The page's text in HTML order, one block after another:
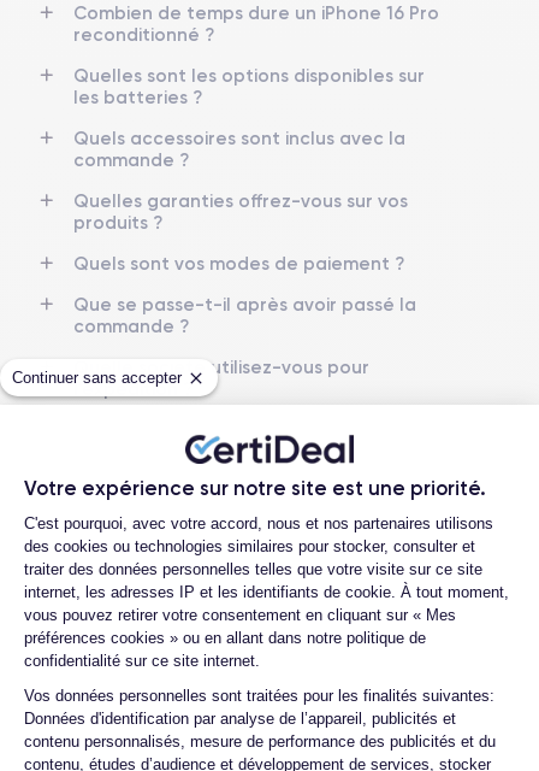
Continuer sans accepter
Votre expérience sur notre site est une priorité.
Plateforme de Gestion du
C'est pourquoi, avec votre accord, nous et nos partenaires utilisons
des cookies ou technologies similaires pour stocker, consulter et
traiter des données personnelles telles que votre visite sur ce site
internet, les adresses IP et les identifiants de cookie. À tout moment,
vous pouvez retirer votre consentement en cliquant sur « Mes
préférences cookies » ou en allant dans notre politique de
confidentialité sur ce site internet.
Vos données personnelles sont traitées pour les finalités suivantes:
Données d'identification par analyse de l’appareil, publicités et
contenu personnalisés, mesure de performance des publicités et du
contenu, études d’audience et développement de services, stocker
Axeptio consent
Date de sortie
20/09/2024
Syst. d’exploitation
Dimensions
149.6×71.5×7.8.25 mm
Poids
RAM Mémoire interne
Nom du CPU
Apple A18 Pro
Nombre de cœurs
Fréq. processeur
Appareil photo
48 MP
Appareil photo frontal
12 MP
Résolution vidéo
4K - 120 fps
Charge rapide
Oui, minimum 20W
3582 mAh eSIM
Réseau mobile Débloqué
Combien de temps dure un iPhone 16 Pro
reconditionné ?
Quelles sont les options disponibles sur
les batteries ?
Quels accessoires sont inclus avec la
commande ?
Quelles garanties offrez-vous sur vos
produits ?
Quels sont vos modes de paiement ?
Que se passe-t-il après avoir passé la
commande ?
Quelle société utilisez-vous pour
l'expédition ?
Quels sont les délais de livraison ?
Que se passe-t-il si je change d'avis
après avoir acheté/reçu le produit ?
Comment demander un retour ?
Comment contacter le service client ?
Proposez-vous une assurance en cas de
casse due à des chocs ou à des chutes ?
SIM et une eSIM ?
Comment activer une eSIM ?